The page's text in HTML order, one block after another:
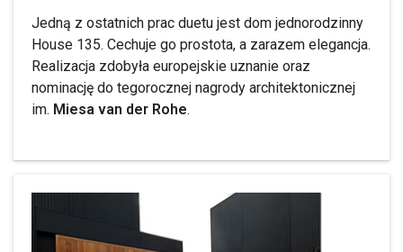
Jedną z ostatnich prac duetu jest dom jednorodzinny
House 135. Cechuje go prostota, a zarazem elegancja.
Realizacja zdobyła europejskie uznanie oraz
nominację do tegorocznej nagrody architektonicznej
im. Miesa van der Rohe.